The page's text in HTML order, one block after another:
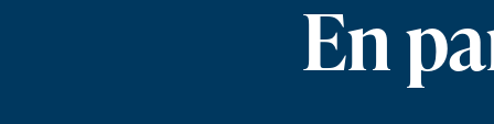
En